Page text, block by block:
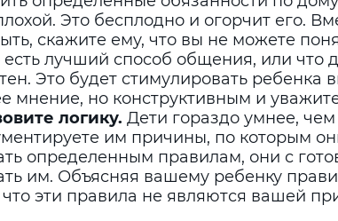
Это бесплодно и огорчит его.
скажите ему, что вы не можете
есть лучший способ общения, или что
Это будет стимулировать ребенка
мнение, но конструктивным и
логику. Дети гораздо умнее,
им причины, по которым
определенным правилам, они с
им. Объясняя вашему ребенку
что эти правила не являются вашей